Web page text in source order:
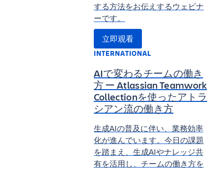
する方法をお伝えするウェビナ
ーです。
立即观看
INTERNATIONAL
AIで変わるチームの働き
方 ー Atlassian Teamwork
Collectionを使ったアトラ
シアン流の働き方
生成AIの普及に伴い、業務効率
化が進んでいます。今日の課題
を踏まえ、生成AIやナレッジ共
有を活用し、チームの働き方を